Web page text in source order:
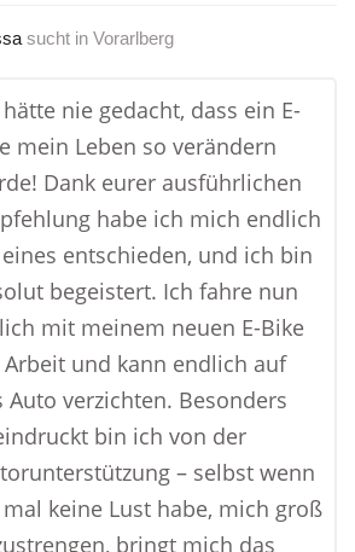
sucht in Vorarlberg
nie gedacht, dass ein E-
mein Leben so verändern
Dank eurer ausführlichen
habe ich mich endlich
entschieden, und ich bin
begeistert. Ich fahre nun
mit meinem neuen E-Bike
Arbeit und kann endlich auf
Auto verzichten. Besonders
bin ich von der
– selbst wenn
keine Lust habe, mich groß
bringt mich das